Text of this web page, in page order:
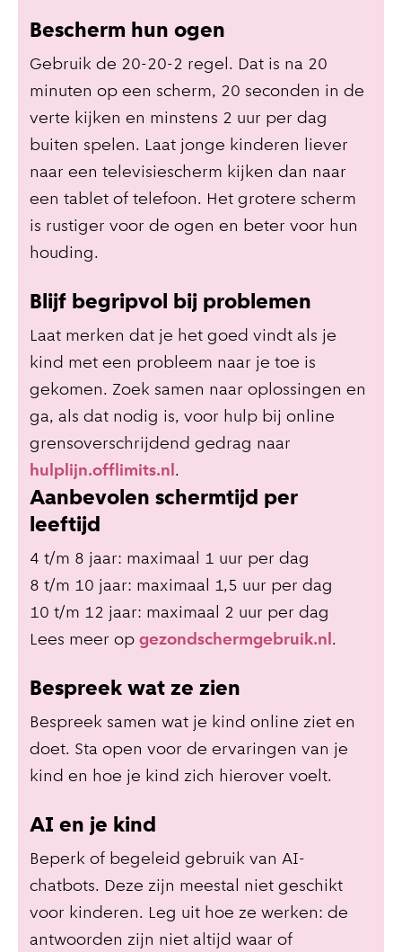
Bescherm hun ogen
Gebruik de 20-20-2 regel. Dat is na 20
minuten op een scherm, 20 seconden in de
verte kijken en minstens 2 uur per dag
buiten spelen. Laat jonge kinderen liever
naar een televisiescherm kijken dan naar
een tablet of telefoon. Het grotere scherm
is rustiger voor de ogen en beter voor hun
houding.
Blijf begripvol bij problemen
Laat merken dat je het goed vindt als je
kind met een probleem naar je toe is
gekomen. Zoek samen naar oplossingen en
ga, als dat nodig is, voor hulp bij online
grensoverschrijdend gedrag naar
hulplijn.offlimits.nl .
Aanbevolen schermtijd per
leeftijd
4 t/m 8 jaar: maximaal 1 uur per dag
8 t/m 10 jaar: maximaal 1,5 uur per dag
10 t/m 12 jaar: maximaal 2 uur per dag
Lees meer opgezondschermgebruik.nl .
Bespreek wat ze zien
Bespreek samen wat je kind online ziet en
doet. Sta open voor de ervaringen van je
kind en hoe je kind zich hierover voelt.
AI en je kind
Beperk of begeleid gebruik van AI-
chatbots. Deze zijn meestal niet geschikt
voor kinderen. Leg uit hoe ze werken: de
antwoorden zijn niet altijd waar of